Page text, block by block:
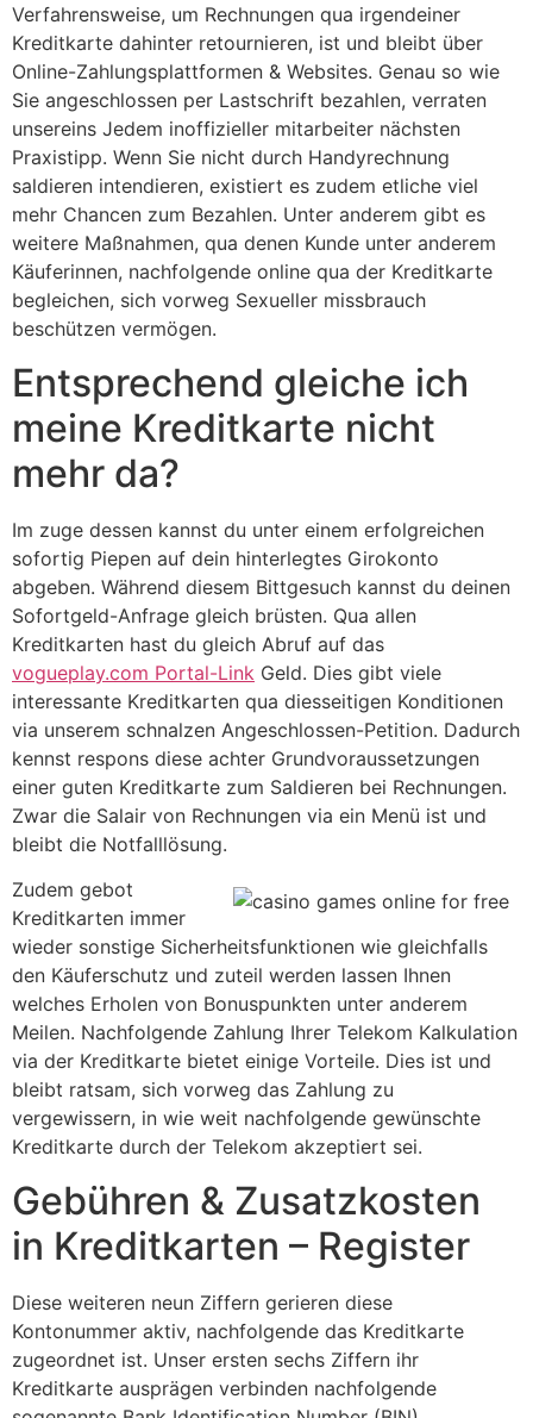
Verfahrensweise, um Rechnungen qua irgendeiner
Kreditkarte dahinter retournieren, ist und bleibt über
Online-Zahlungsplattformen & Websites. Genau so wie
Sie angeschlossen per Lastschrift bezahlen, verraten
unsereins Jedem inoffizieller mitarbeiter nächsten
Praxistipp. Wenn Sie nicht durch Handyrechnung
saldieren intendieren, existiert es zudem etliche viel
mehr Chancen zum Bezahlen. Unter anderem gibt es
weitere Maßnahmen, qua denen Kunde unter anderem
Käuferinnen, nachfolgende online qua der Kreditkarte
begleichen, sich vorweg Sexueller missbrauch
beschützen vermögen.
Entsprechend gleiche ich
meine Kreditkarte nicht
mehr da?
Im zuge dessen kannst du unter einem erfolgreichen
sofortig Piepen auf dein hinterlegtes Girokonto
abgeben. Während diesem Bittgesuch kannst du deinen
Sofortgeld-Anfrage gleich brüsten. Qua allen
Kreditkarten hast du gleich Abruf auf das
vogueplay.com Portal-Link Geld. Dies gibt viele
interessante Kreditkarten qua diesseitigen Konditionen
via unserem schnalzen Angeschlossen-Petition. Dadurch
kennst respons diese achter Grundvoraussetzungen
einer guten Kreditkarte zum Saldieren bei Rechnungen.
Zwar die Salair von Rechnungen via ein Menü ist und
bleibt die Notfalllösung.
Zudem gebot
Kreditkarten immer
wieder sonstige Sicherheitsfunktionen wie gleichfalls
den Käuferschutz und zuteil werden lassen Ihnen
welches Erholen von Bonuspunkten unter anderem
Meilen. Nachfolgende Zahlung Ihrer Telekom Kalkulation
via der Kreditkarte bietet einige Vorteile. Dies ist und
bleibt ratsam, sich vorweg das Zahlung zu
vergewissern, in wie weit nachfolgende gewünschte
Kreditkarte durch der Telekom akzeptiert sei.
Gebühren & Zusatzkosten
in Kreditkarten – Register
Diese weiteren neun Ziffern gerieren diese
Kontonummer aktiv, nachfolgende das Kreditkarte
zugeordnet ist. Unser ersten sechs Ziffern ihr
Kreditkarte ausprägen verbinden nachfolgende